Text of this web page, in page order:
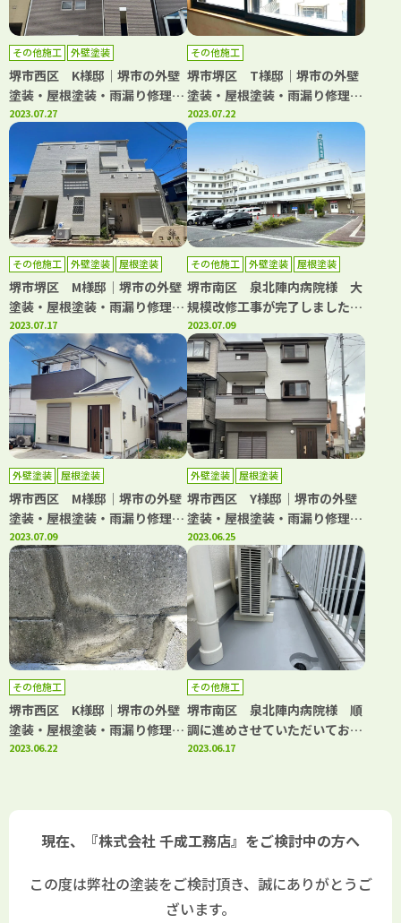
その他施工 外壁塗装
堺市西区 K様邸│堺市の外壁
塗装・屋根塗装・雨漏り修理専
門店 千成工務店
2023.07.27
その他施工
堺市堺区 T様邸│堺市の外壁
塗装・屋根塗装・雨漏り修理専
門店 千成工務店
2023.07.22
その他施工 外壁塗装 屋根塗装
堺市堺区 M様邸│堺市の外壁
塗装・屋根塗装・雨漏り修理専
門店 千成工務店
2023.07.17
その他施工 外壁塗装
屋根塗装
防水工事
堺市南区 泉北陣内病院様 大
規模改修工事が完了しました！
│堺市の外壁塗装・屋根塗装・
雨漏り修理専門店 千成工務店
2023.07.09
外壁塗装 屋根塗装
堺市西区 M様邸│堺市の外壁
塗装・屋根塗装・雨漏り修理専
門店 千成工務店
2023.07.09
外壁塗装 屋根塗装
堺市西区 Y様邸│堺市の外壁
塗装・屋根塗装・雨漏り修理専
門店 千成工務店
2023.06.25
その他施工
堺市西区 K様邸│堺市の外壁
塗装・屋根塗装・雨漏り修理専
門店 千成工務店
2023.06.22
その他施工
堺市南区 泉北陣内病院様 順
調に進めさせていただいており
ます！│堺市の外壁塗装・屋根
2023.06.17
現在、『株式会社 千成工務店』をご検討中の方へ
この度は弊社の塗装をご検討頂き、誠にありがとうご
ざいます。